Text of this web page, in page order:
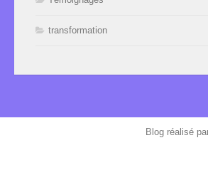
transformation
Blog réalisé